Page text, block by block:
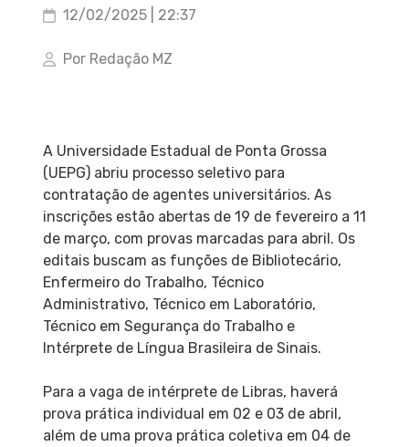
12/02/2025 | 22:37
Por Redação MZ
A Universidade Estadual de Ponta Grossa
(UEPG) abriu processo seletivo para
contratação de agentes universitários. As
inscrições estão abertas de 19 de fevereiro a 11
de março, com provas marcadas para abril. Os
editais buscam as funções de Bibliotecário,
Enfermeiro do Trabalho, Técnico
Administrativo, Técnico em Laboratório,
Técnico em Segurança do Trabalho e
Intérprete de Língua Brasileira de Sinais.
Para a vaga de intérprete de Libras, haverá
prova prática individual em 02 e 03 de abril,
além de uma prova prática coletiva em 04 de